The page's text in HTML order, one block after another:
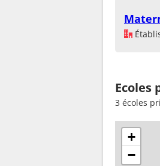
Ecoles
3 écoles
+
−